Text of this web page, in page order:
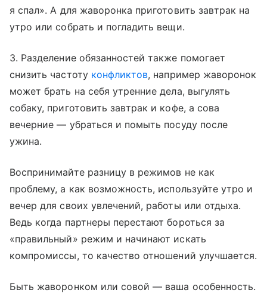
я спал». А для жаворонка приготовить завтрак на
утро или собрать и погладить вещи.
3. Разделение обязанностей также помогает
снизить частоту конфликтов, например жаворонок
может брать на себя утренние дела, выгулять
собаку, приготовить завтрак и кофе, а сова
вечерние — убраться и помыть посуду после
ужина.
Воспринимайте разницу в режимов не как
проблему, а как возможность, используйте утро и
вечер для своих увлечений, работы или отдыха.
Ведь когда партнеры перестают бороться за
«правильный» режим и начинают искать
компромиссы, то качество отношений улучшается.
Быть жаворонком или совой — ваша особенность.